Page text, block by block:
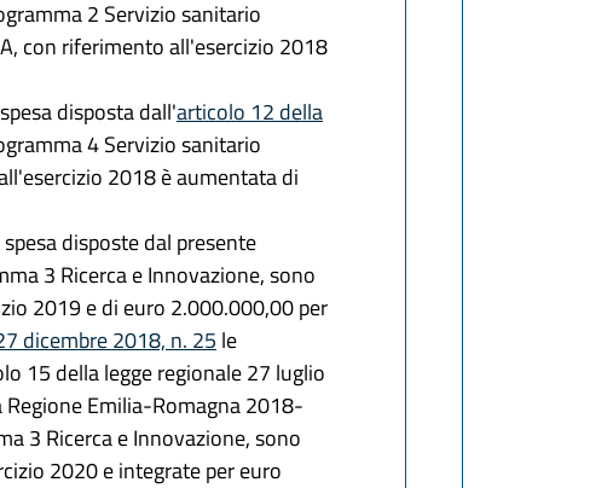
2 Servizio sanitario
con riferimento all'esercizio 2018
disposta dall'articolo 12 della
4 Servizio sanitario
2018 è aumentata di
disposte dal presente
3 Ricerca e Innovazione, sono
2019 e di euro 2.000.000,00 per
dicembre 2018, n. 25 le
15 della legge regionale 27 luglio
Emilia-Romagna 2018-
3 Ricerca e Innovazione, sono
2020 e integrate per euro